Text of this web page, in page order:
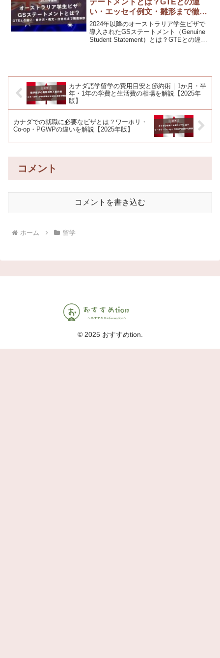
テートメントとは？GTEとの違
い・エッセイ例文・雛形まで徹底
解説
2024年以降のオーストラリア学生ビザで
導入されたGSステートメント（Genuine
Student Statement）とは？GTEとの違
カナダ語学留学の費用目安と節約術｜1か月・半
年・1年の学費と生活費の相場を解説【2025年
版】
カナダでの就職に必要なビザとは？ワーホリ・
Co-op・PGWPの違いを解説【2025年版】
コメント
コメントを書き込む
ホーム 留学
© 2025 おすすめtion.